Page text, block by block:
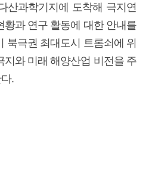
산과학기지에 도착해 극지연
과 연구 활동에 대한 안내를
북극권 최대도시 트롬쇠에 위
와 미래 해양산업 비전을 주
.